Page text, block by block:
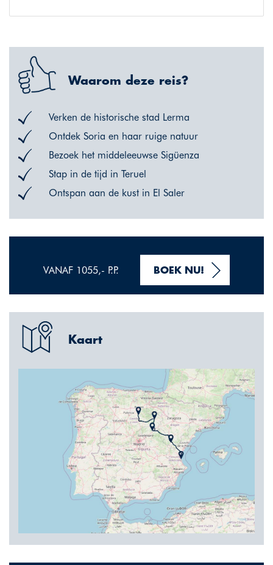
Waarom deze reis?
Verken de historische stad Lerma
Ontdek Soria en haar ruige natuur
Bezoek het middeleeuwse Sigüenza
Stap in de tijd in Teruel
Ontspan aan de kust in El Saler
VANAF 1055,- P.P. BOEK NU!
Kaart